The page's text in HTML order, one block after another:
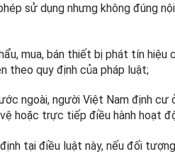
sử dụng nhưng không đúng
mua, bán thiết bị phát tín
theo quy định của pháp luật;
ngoài, người Việt Nam định
hoặc trực tiếp điều hành hoạt
tại điều luật này, nếu đối